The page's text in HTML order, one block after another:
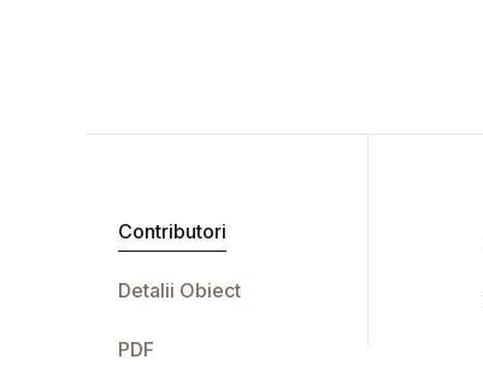
Contributori
Detalii Obiect
PDF